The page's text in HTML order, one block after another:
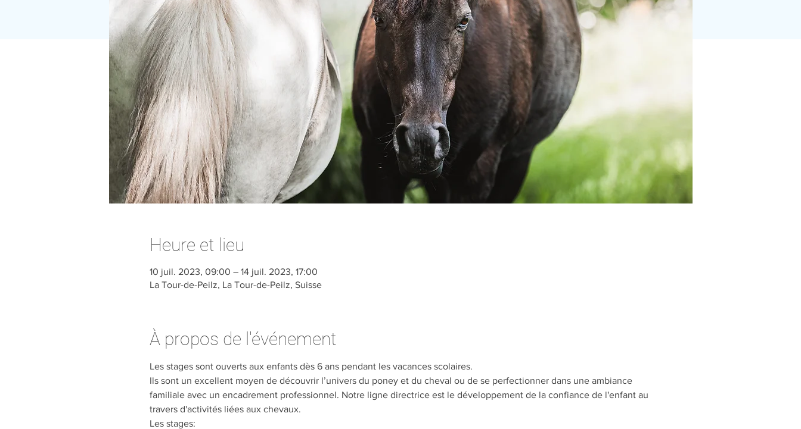
Heure et lieu
10 juil. 2023, 09:00 – 14 juil. 2023, 17:00
La Tour-de-Peilz, La Tour-de-Peilz, Suisse
À propos de l'événement
Les stages sont ouverts aux enfants dès 6 ans pendant les vacances scolaires.
Ils sont un excellent moyen de découvrir l’univers du poney et du cheval ou de se perfectionner dans une ambiance
familiale avec un encadrement professionnel. Notre ligne directrice est le développement de la confiance de l'enfant au
travers d'activités liées aux chevaux.
Les stages: